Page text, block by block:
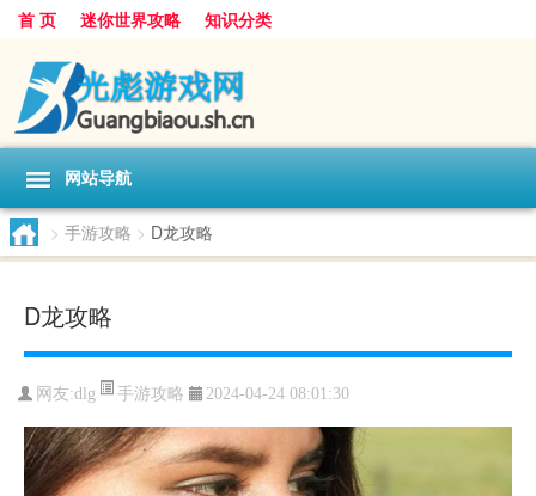
首 页 迷你世界攻略 知识分类
网站导航
> 手游攻略 > D龙攻略
D龙攻略
网友:dlg 手游攻略 2024-04-24 08:01:30